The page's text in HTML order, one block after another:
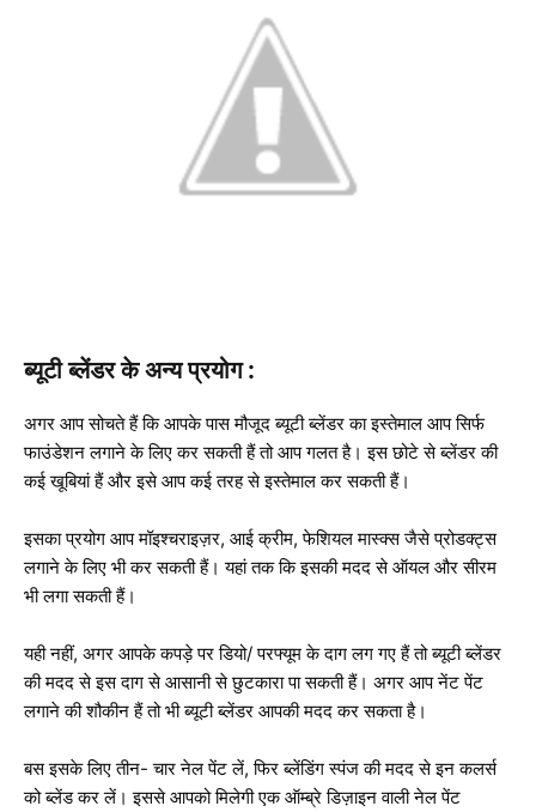
ब्यूटी ब्लेंडर के अन्य प्रयोग :
अगर आप सोचते हैं कि आपके पास मौजूद ब्यूटी ब्लेंडर का इस्तेमाल आप सिर्फ
फाउंडेशन लगाने के लिए कर सकती हैं तो आप गलत है। इस छोटे से ब्लेंडर की
कई खूबियां हैं और इसे आप कई तरह से इस्तेमाल कर सकती हैं।
इसका प्रयोग आप मॉइश्चराइज़र, आई क्रीम, फेशियल मास्क्स जैसे प्रोडक्ट्स
लगाने के लिए भी कर सकती हैं। यहां तक कि इसकी मदद से ऑयल और सीरम
भी लगा सकती हैं।
यही नहीं, अगर आपके कपड़े पर डियो/ परफ्यूम के दाग लग गए हैं तो ब्यूटी ब्लेंडर
की मदद से इस दाग से आसानी से छुटकारा पा सकती हैं। अगर आप नेंट पेंट
लगाने की शौकीन हैं तो भी ब्यूटी ब्लेंडर आपकी मदद कर सकता है।
बस इसके लिए तीन- चार नेल पेंट लें, फिर ब्लेंडिंग स्पंज की मदद से इन कलर्स
को ब्लेंड कर लें। इससे आपको मिलेगी एक ऑम्ब्रे डिज़ाइन वाली नेल पेंट